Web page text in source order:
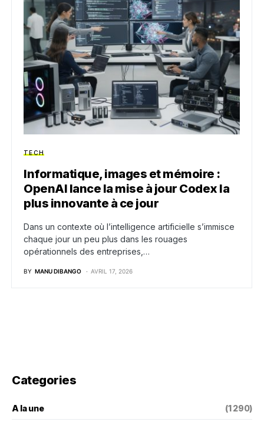
TECH
Informatique, images et mémoire :
OpenAI lance la mise à jour Codex la
plus innovante à ce jour
Dans un contexte où l’intelligence artificielle s’immisce
chaque jour un peu plus dans les rouages
opérationnels des entreprises,…
BY MANU DIBANGO AVRIL 17, 2026
Categories
A la une (1 290)